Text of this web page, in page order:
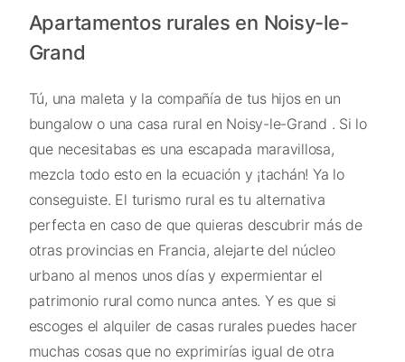
Apartamentos rurales en Noisy-le-
Grand
Tú, una maleta y la compañía de tus hijos en un
bungalow o una casa rural en Noisy-le-Grand . Si lo
que necesitabas es una escapada maravillosa,
mezcla todo esto en la ecuación y ¡tachán! Ya lo
conseguiste. El turismo rural es tu alternativa
perfecta en caso de que quieras descubrir más de
otras provincias en Francia, alejarte del núcleo
urbano al menos unos días y expermientar el
patrimonio rural como nunca antes. Y es que si
escoges el alquiler de casas rurales puedes hacer
muchas cosas que no exprimirías igual de otra